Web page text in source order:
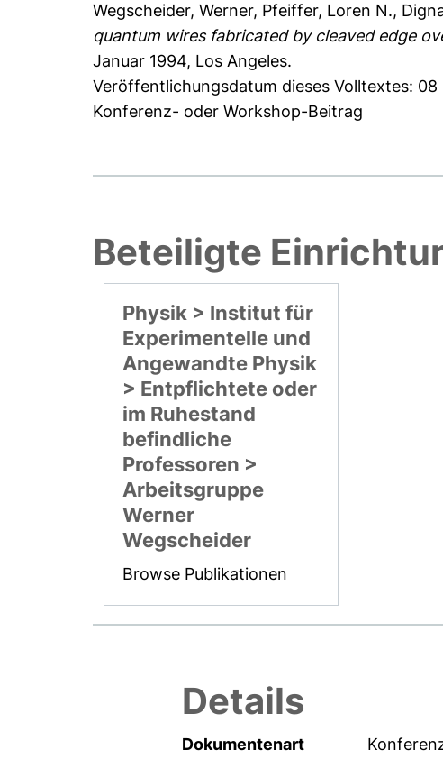
Wegscheider, Werner, Pfeiffer, Loren N.,
quantum wires fabricated by cleaved edge
Januar 1994, Los Angeles.
Veröffentlichungsdatum dieses Volltextes: 08
Konferenz- oder Workshop-Beitrag
Beteiligte
Physik > Institut für
Experimentelle und
Angewandte Physik
> Entpflichtete oder
im Ruhestand
befindliche
Professoren >
Arbeitsgruppe
Werner
Wegscheider
Browse Publikationen
Details
Dokumentenart